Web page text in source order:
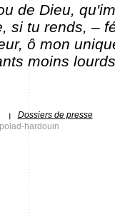
de Dieu,
si tu rends, –
ô mon
moins
Dossiers de presse
hardouin